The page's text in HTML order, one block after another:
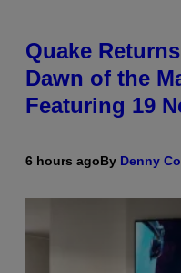
Quake
Dawn of the
Featuring 19
6 hours agoBy Denny